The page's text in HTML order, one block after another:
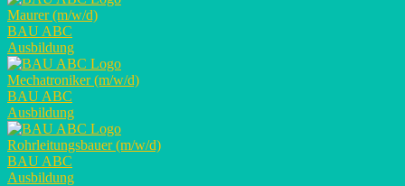
Maurer (m/w/d)
BAU ABC
Ausbildung
Mechatroniker (m/w/d)
BAU ABC
Ausbildung
Rohrleitungsbauer (m/w/d)
BAU ABC
Ausbildung